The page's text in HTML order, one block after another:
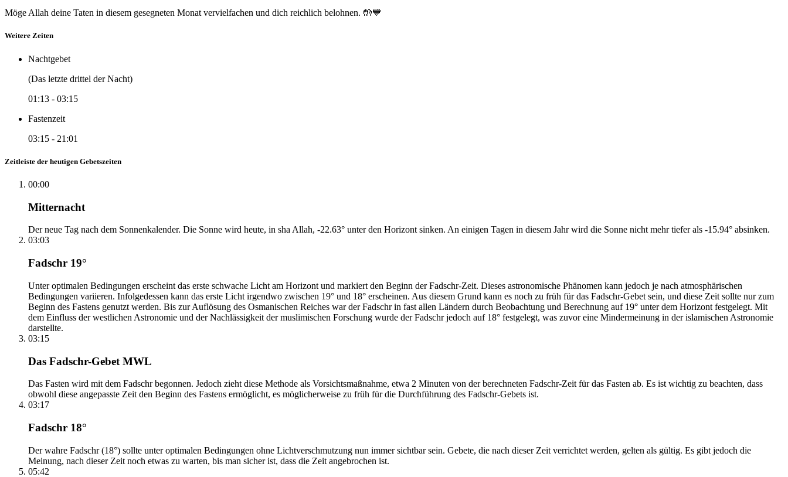
Möge Allah deine Taten in diesem gesegneten Monat vervielfachen und dich reichlich belohnen. 🤲💙
Weitere Zeiten
Nachtgebet
(Das letzte drittel der Nacht)
01:13 - 03:15
Fastenzeit
03:15 - 21:01
Zeitleiste der heutigen Gebetszeiten
00:00
Mitternacht
Der neue Tag nach dem Sonnenkalender. Die Sonne wird heute, in sha Allah, -22.63° unter den Horizont sinken. An einigen Tagen in diesem Jahr wird die Sonne nicht mehr tiefer als -15.94° absinken.
03:03
Fadschr 19°
Unter optimalen Bedingungen erscheint das erste schwache Licht am Horizont und markiert den Beginn der Fadschr-Zeit. Dieses astronomische Phänomen kann jedoch je nach atmosphärischen
Bedingungen variieren. Infolgedessen kann das erste Licht irgendwo zwischen 19° und 18° erscheinen. Aus diesem Grund kann es noch zu früh für das Fadschr-Gebet sein, und diese Zeit sollte nur zum
Beginn des Fastens genutzt werden. Bis zur Auflösung des Osmanischen Reiches war der Fadschr in fast allen Ländern durch Beobachtung und Berechnung auf 19° unter dem Horizont festgelegt. Mit
dem Einfluss der westlichen Astronomie und der Nachlässigkeit der muslimischen Forschung wurde der Fadschr jedoch auf 18° festgelegt, was zuvor eine Mindermeinung in der islamischen Astronomie
darstellte.
03:15
Das Fadschr-Gebet MWL
Das Fasten wird mit dem Fadschr begonnen. Jedoch zieht diese Methode als Vorsichtsmaßnahme, etwa 2 Minuten von der berechneten Fadschr-Zeit für das Fasten ab. Es ist wichtig zu beachten, dass
obwohl diese angepasste Zeit den Beginn des Fastens ermöglicht, es möglicherweise zu früh für die Durchführung des Fadschr-Gebets ist.
03:17
Fadschr 18°
Der wahre Fadschr (18°) sollte unter optimalen Bedingungen ohne Lichtverschmutzung nun immer sichtbar sein. Gebete, die nach dieser Zeit verrichtet werden, gelten als gültig. Es gibt jedoch die
Meinung, nach dieser Zeit noch etwas zu warten, bis man sicher ist, dass die Zeit angebrochen ist.
05:42